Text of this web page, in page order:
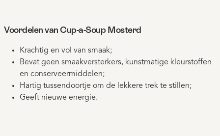
Voordelen van Cup-a-Soup Mosterd
Krachtig en vol van smaak;
Bevat geen smaakversterkers, kunstmatige kleurstoffen
en conserveermiddelen;
Hartig tussendoortje om de lekkere trek te stillen;
Geeft nieuwe energie.